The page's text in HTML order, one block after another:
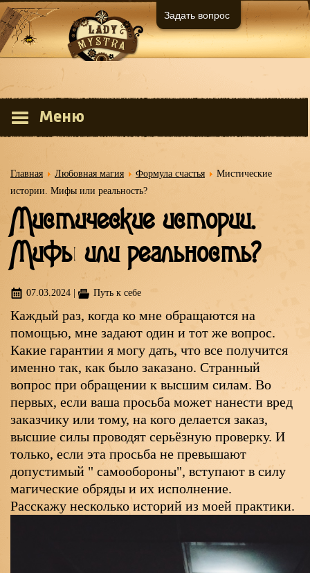
Меню
Главная Любовная магия Формула счастья
Мистические
истории. Мифы или реальность?
Мистические истории.
Мифы или реальность?
07.03.2024 Путь к себе
Каждый раз, когда ко мне обращаются на
помощью, мне задают один и тот же вопрос.
Какие гарантии я могу дать, что все получится
именно так, как было заказано. Странный
вопрос при обращении к высшим силам. Во
первых, если ваша просьба может нанести вред
заказчику или тому, на кого делается заказ,
высшие силы проводят серьёзную проверку. И
только, если эта просьба не превышают
допустимый " самообороны", вступают в силу
магические обряды и их исполнение.
Расскажу несколько историй из моей практики.
Задать вопрос